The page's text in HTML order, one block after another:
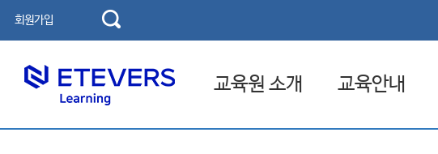
회원가입
교육원 소개 교육안내